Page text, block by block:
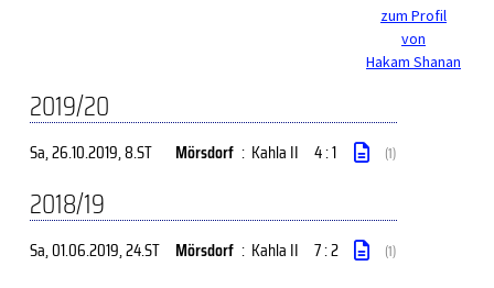
zum Profil
von
Hakam Shanan
2019/20
Sa, 26.10.2019, 8.ST Mörsdorf : Kahla II 4 : 1 (1)
2018/19
Sa, 01.06.2019, 24.ST Mörsdorf : Kahla II 7 : 2 (1)